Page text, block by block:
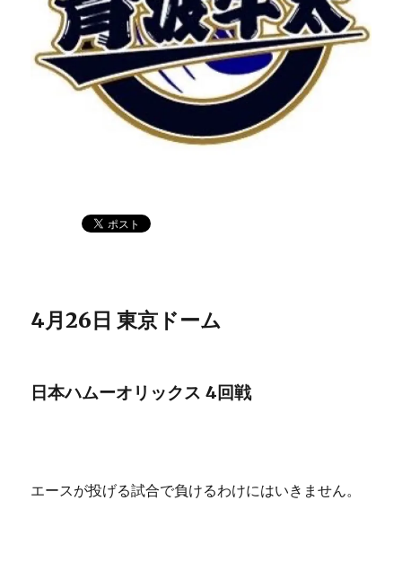
4月26日 東京ドーム
日本ハムーオリックス 4回戦
エースが投げる試合で負けるわけにはいきません。